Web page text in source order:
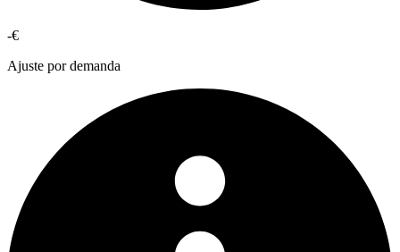
-€
Ajuste por demanda